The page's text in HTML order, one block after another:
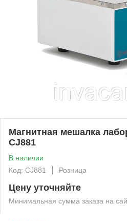
Магнитная мешалка
CJ881
В наличии
Код: CJ881
Розница
Цену уточняйте
Минимальная сумма заказа на